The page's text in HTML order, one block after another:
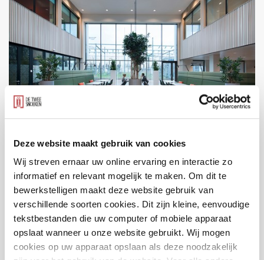
Deze website maakt gebruik van cookies
Wij streven ernaar uw online ervaring en interactie zo
informatief en relevant mogelijk te maken. Om dit te
bewerkstelligen maakt deze website gebruik van
verschillende soorten cookies. Dit zijn kleine, eenvoudige
tekstbestanden die uw computer of mobiele apparaat
opslaat wanneer u onze website gebruikt. Wij mogen
cookies op uw apparaat opslaan als deze noodzakelijk
Zwolle